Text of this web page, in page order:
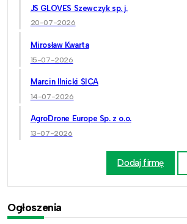
JS GLOVES Szewczyk sp. j.
20-07-2026
Mirosław Kwarta
15-07-2026
Marcin Ilnicki SICA
14-07-2026
AgroDrone Europe Sp. z o.o.
13-07-2026
Dodaj firmę
Ogłoszenia